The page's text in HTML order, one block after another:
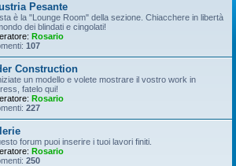
Pesante
è la "Lounge Room" della sezione. Chiacchere in libertà
dei blindati e cingolati!
Rosario
107
Construction
un modello e volete mostrare il vostro work in
fatelo qui!
Rosario
227
forum puoi inserire i tuoi lavori finiti.
Rosario
250